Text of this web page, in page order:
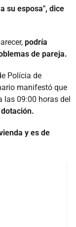
su esposa", dice
podría
de pareja.
Polícia de
manifestó que
las 09:00 horas del
y es de